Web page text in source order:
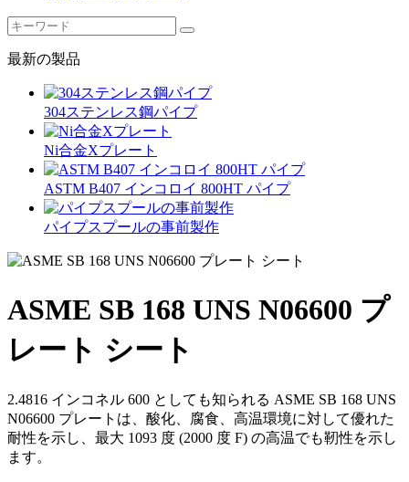
最新の製品
304ステンレス鋼パイプ
Ni合金Xプレート
ASTM B407 インコロイ 800HT パイプ
パイプスプールの事前製作
ASME SB 168 UNS N06600 プ
レート シート
2.4816 インコネル 600 としても知られる ASME SB 168 UNS
N06600 プレートは、酸化、腐食、高温環境に対して優れた
耐性を示し、最大 1093 度 (2000 度 F) の高温でも靭性を示し
ます。